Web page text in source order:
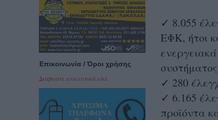
✓ 8.055
ΕΦΚ, ήτοι
✓ 280
✓ 6.165
προϊόντα
Επικοινωνία / Όροι χρήσης
Διαβαστε αναλυτικά εδώ